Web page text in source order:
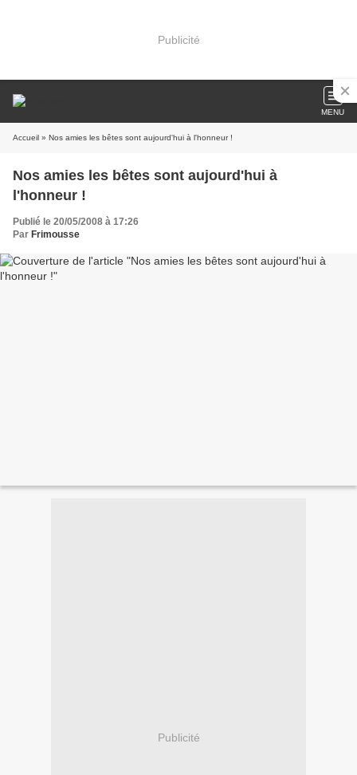
Publicité
MENU
Accueil » Nos amies les bêtes sont aujourd'hui à l'honneur !
Nos amies les bêtes sont aujourd'hui à
l'honneur !
Publié le 20/05/2008 à 17:26
Par Frimousse
Publicité